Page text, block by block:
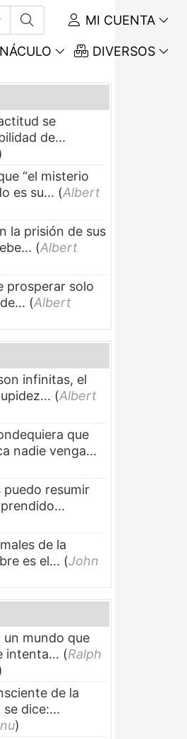
MI CUENTA
DIVERSOS
se
de...
“el misterio
es su... (Albert
la prisión de sus
(Albert
prosperar solo
(Albert
infinitas, el
(Albert
que
nadie venga...
puedo resumir
de la
es el... (John
un mundo que
intenta... (Ralph
de la
dice:...
)